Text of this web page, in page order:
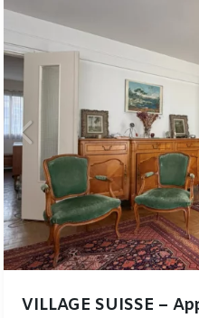
VILLAGE SUISSE –